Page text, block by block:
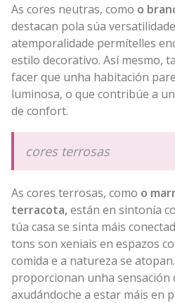
As cores neutras, como o
destacan pola súa
atemporalidade permítelles
estilo decorativo. Así mesmo,
facer que unha habitación
luminosa, o que contribúe a
de confort.
cores terrosas
As cores terrosas, como o
terracota,están en sintonía
túa casa se sinta máis
tons son xeniais en espazos
comida e a natureza se
proporcionan unha sensación
axudándoche a estar máis en